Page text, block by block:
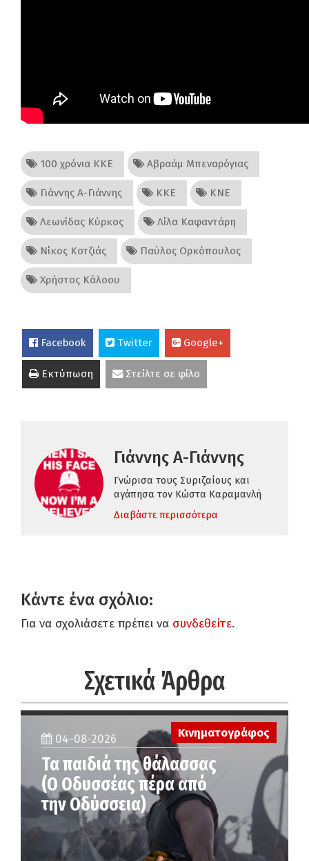
100 χρόνια ΚΚΕ Αβραάμ Μπεναρόγιας
Γιάννης Α-Γιάννης ΚΚΕ ΚΝΕ
Λεωνίδας Κύρκος Λίλα Καφαντάρη
Νίκος Κοτζιάς Παύλος Ορκόπουλος
Χρήστος Κάλοου
Facebook Twitter Google+
Εκτύπωση Στείλτε σε φίλο
Γιάννης Α-Γιάννης
Γνώρισα τους Συριζαίους και
αγάπησα τον Κώστα Καραμανλή
Διαβάστε περισσότερα
Κάντε ένα σχόλιο:
Για να σχολιάσετε πρέπει να συνδεθείτε.
Σχετικά Άρθρα
Κινηματογράφος
04-08-2026
Τα παιδιά της θάλασσας
(Ο Οδυσσέας πέρα από
την Οδύσσεια)